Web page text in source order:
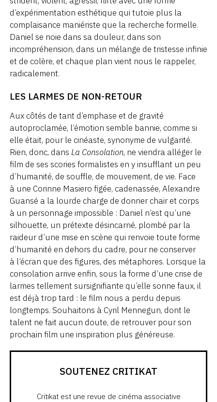
d’expérimentation esthétique qui tutoie plus la
complaisance maniériste que la recherche formelle.
Daniel se noie dans sa douleur, dans son
incompréhension, dans un mélange de tristesse infinie
et de colère, et chaque plan vient nous le rappeler,
radicalement.
LES LARMES DE NON-RETOUR
Aux côtés de tant d’emphase et de gravité
autoproclamée, l’émotion semble bannie, comme si
elle était, pour le cinéaste, synonyme de vulgarité.
Rien, donc, dans La Consolation, ne viendra alléger le
film de ses scories formalistes en y insufflant un peu
d’humanité, de souffle, de mouvement, de vie. Face
à une Corinne Masiero figée, cadenassée, Alexandre
Guansé a la lourde charge de donner chair et corps
à un personnage impossible : Daniel n’est qu’une
silhouette, un prétexte désincarné, plombé par la
raideur d’une mise en scène qui renvoie toute forme
d’humanité en dehors du cadre, pour ne conserver
à l’écran que des figures, des métaphores. Lorsque la
consolation arrive enfin, sous la forme d’une crise de
larmes tellement sursignifiante qu’elle sonne faux, il
est déjà trop tard : le film nous a perdu depuis
longtemps. Souhaitons à Cyril Mennegun, dont le
talent ne fait aucun doute, de retrouver pour son
prochain film une inspiration plus généreuse.
SOUTENEZ CRITIKAT
Critikat est une revue de cinéma associative